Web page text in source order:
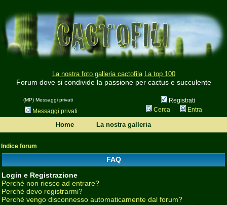
La nostra foto galleria cactofila La top 100
Forum dove si condivide la passione per cactus e succulente
(MP) Messaggi privati
Registrati
Messaggi privati
Cerca Entra
Home La nostra galleria
Indice forum
FAQ
Login e Registrazione
Perché non riesco ad entrare?
Perché devo registrarmi?
Perché vengo disconnesso automaticamente dal forum?